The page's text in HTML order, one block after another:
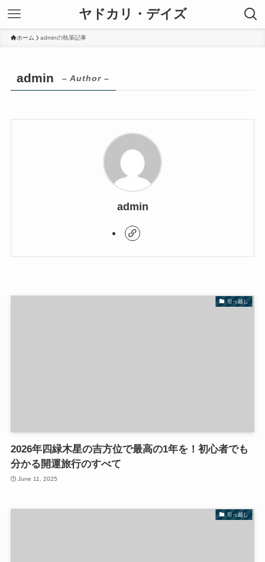
ヤドカリ・デイズ
ホーム adminの執筆記事
admin – Author –
admin
引っ越し
2026年四緑木星の吉方位で最高の1年を！初心者でも
分かる開運旅行のすべて
June 11, 2025
引っ越し